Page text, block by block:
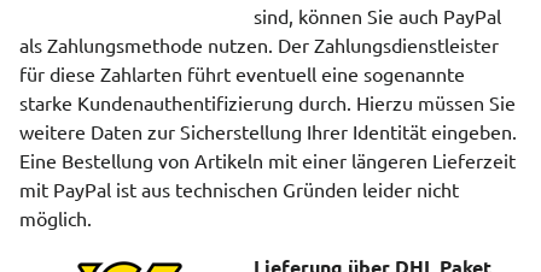
sind, können Sie auch PayPal
als Zahlungsmethode nutzen. Der Zahlungsdienstleister
für diese Zahlarten führt eventuell eine sogenannte
starke Kundenauthentifizierung durch. Hierzu müssen Sie
weitere Daten zur Sicherstellung Ihrer Identität eingeben.
Eine Bestellung von Artikeln mit einer längeren Lieferzeit
mit PayPal ist aus technischen Gründen leider nicht
möglich.
Lieferung über DHL Paket